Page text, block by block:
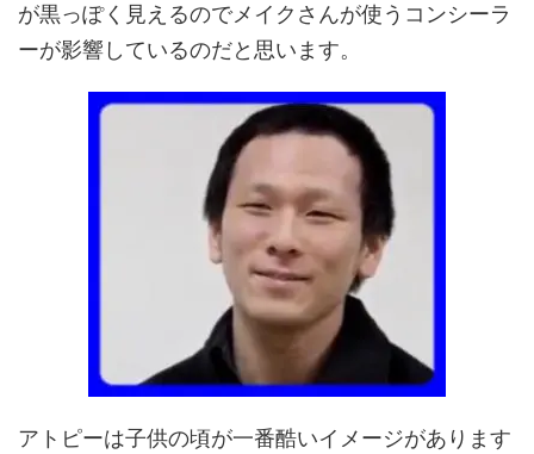
が黒っぽく見えるのでメイクさんが使うコンシーラ
ーが影響しているのだと思います。
アトピーは子供の頃が一番酷いイメージがあります